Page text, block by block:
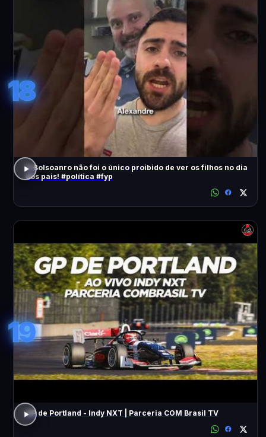
18
O Bolsoanro não foi o único proibido de ver os filhos no dia
dos pais! #política #fyp
19
GP de Portland - Indy NXT | Parceria COM Brasil TV